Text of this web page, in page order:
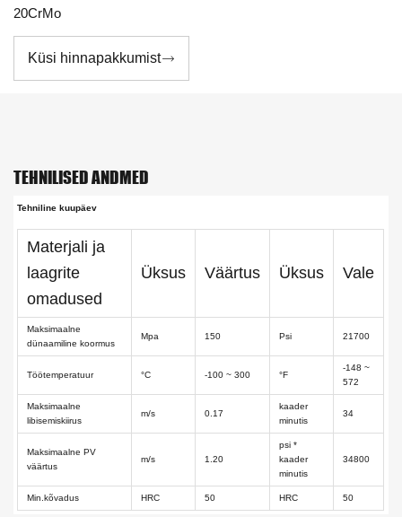
20CrMo
Küsi hinnapakkumist
TEHNILISED ANDMED
Tehniline kuupäev
Materjali ja
laagrite
omadused
Üksus Väärtus Üksus Vale
Maksimaalne
dünaamiline koormus
Mpa 150 Psi 21700
Töötemperatuur °C -100 ~ 300 °F
-148 ~
572
Maksimaalne
libisemiskiirus
m/s 0.17
kaader
minutis
34
Maksimaalne PV
väärtus
m/s 1.20
psi *
kaader
minutis
34800
Min.kõvadus HRC 50 HRC 50